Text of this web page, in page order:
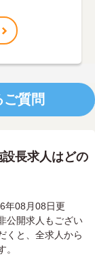
質問
長求人はどの
年08月08日更
公開求人もござい
くと、全求人から